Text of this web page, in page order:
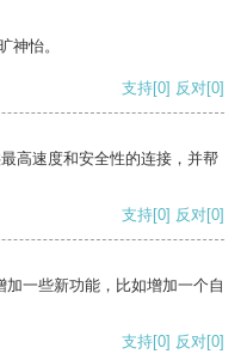
神怡。
支持[0] 反对[0]
高速度和安全性的连接，并帮
支持[0] 反对[0]
一些新功能，比如增加一个自
支持[0] 反对[0]